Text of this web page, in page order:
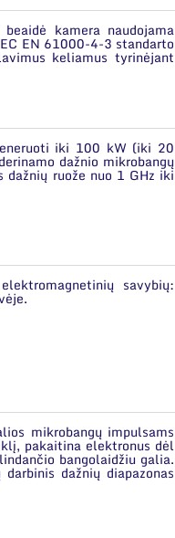
kamera naudojama
EN 61000-4-3 standarto
keliamus tyrinėjant
iki 100 kW (iki 20
dažnio mikrobangų
ruože nuo 1 GHz iki
savybių:
mikrobangų impulsams
pakaitina elektronus dėl
bangolaidžiu galia.
dažnių diapazonas